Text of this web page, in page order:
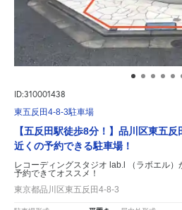
ID:310001438
東五反田4-8-3駐車場
【五反田駅徒歩8分！】品川区東五
近くの予約できる駐車場！
レコーディングスタジオ lab.l （ラボエル）
予約できてオススメ！
東京都品川区東五反田4-8-3